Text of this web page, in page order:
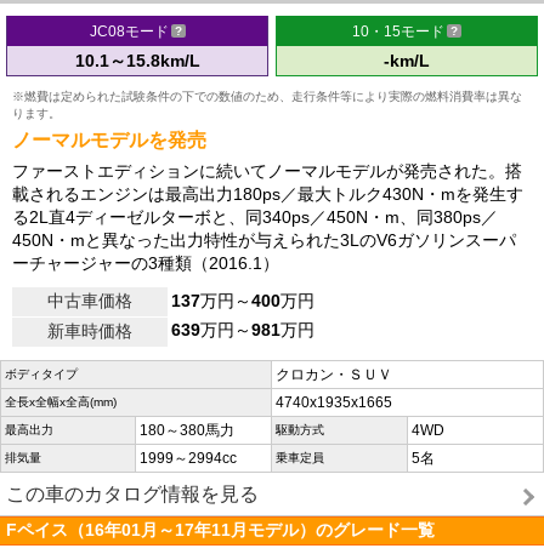
JC08モード
10.1～15.8km/L
10・15モード
-km/L
※燃費は定められた試験条件の下での数値のため、走行条件等により実際の燃料消費率は異な
ります。
ノーマルモデルを発売
ファーストエディションに続いてノーマルモデルが発売された。搭
載されるエンジンは最高出力180ps／最大トルク430N・mを発生す
る2L直4ディーゼルターボと、同340ps／450N・m、同380ps／
450N・mと異なった出力特性が与えられた3LのV6ガソリンスーパ
ーチャージャーの3種類（2016.1）
中古車価格
137万円～400万円
新車時価格
639万円～981万円
ボディタイプ クロカン・ＳＵＶ
全長x全幅x全高(mm) 4740x1935x1665
最高出力 180～380馬力 駆動方式 4WD
排気量 1999～2994cc 乗車定員 5名
この車のカタログ情報を見る
Fペイス（16年01月～17年11月モデル）のグレード一覧